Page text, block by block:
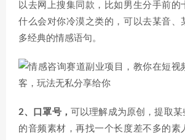
以去网上搜集同款，比如男生分手前的
什么会对你冷漠之类的，可以去某音、
多经典的情感语句。
2、口罩号， 可以理解成为原创，提取
的音频素材，再找一个长度差不多的素